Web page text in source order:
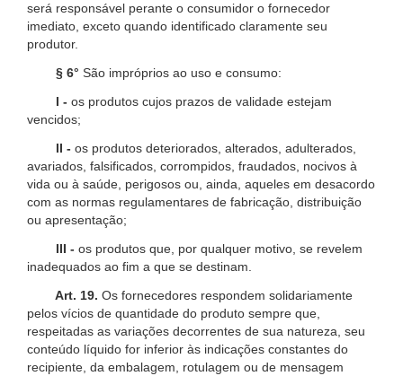
será responsável perante o consumidor o fornecedor
imediato, exceto quando identificado claramente seu
produtor.
§ 6° São impróprios ao uso e consumo:
I - os produtos cujos prazos de validade estejam
vencidos;
II - os produtos deteriorados, alterados, adulterados,
avariados, falsificados, corrompidos, fraudados, nocivos à
vida ou à saúde, perigosos ou, ainda, aqueles em desacordo
com as normas regulamentares de fabricação, distribuição
ou apresentação;
III - os produtos que, por qualquer motivo, se revelem
inadequados ao fim a que se destinam.
Art. 19. Os fornecedores respondem solidariamente
pelos vícios de quantidade do produto sempre que,
respeitadas as variações decorrentes de sua natureza, seu
conteúdo líquido for inferior às indicações constantes do
recipiente, da embalagem, rotulagem ou de mensagem